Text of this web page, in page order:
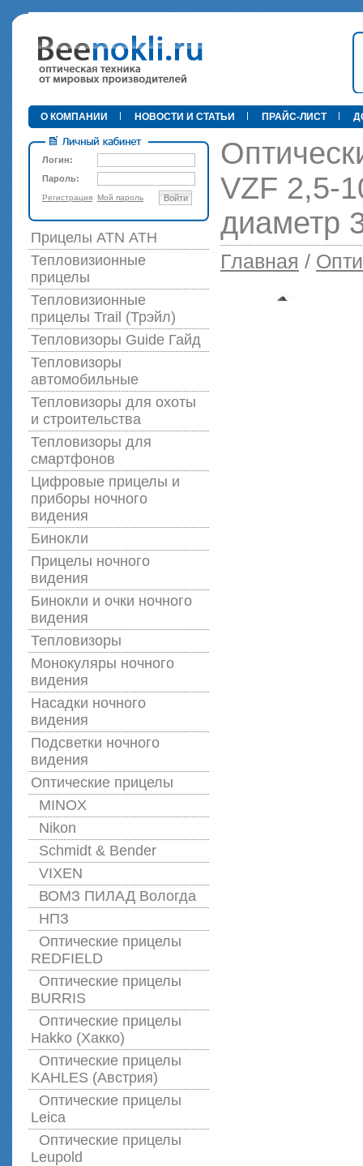
•
О КОМПАНИИ НОВОСТИ И СТАТЬИ ПРАЙС-ЛИСТ
Логин:
Пароль:
Регистрация Мой пароль Войти
Прицелы ATN АТН
Тепловизионные
прицелы
Тепловизионные
прицелы Trail (Трэйл)
Тепловизоры Guide Гайд
Тепловизоры
автомобильные
Тепловизоры для охоты
и строительства
Тепловизоры для
смартфонов
Цифровые прицелы и
приборы ночного
видения
Бинокли
Прицелы ночного
видения
Бинокли и очки ночного
видения
Тепловизоры
Монокуляры ночного
видения
Насадки ночного
видения
Подсветки ночного
видения
Оптические прицелы
MINOX
Nikon
Schmidt & Bender
VIXEN
ВОМЗ ПИЛАД Вологда
НПЗ
Оптические прицелы
REDFIELD
Оптические прицелы
BURRIS
Оптические прицелы
Hakko (Хакко)
Оптические прицелы
KAHLES (Австрия)
Оптические прицелы
Leica
Оптические прицелы
Leupold
VZF 2,5-
диаметр
Главная /